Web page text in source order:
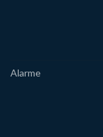
Alarme